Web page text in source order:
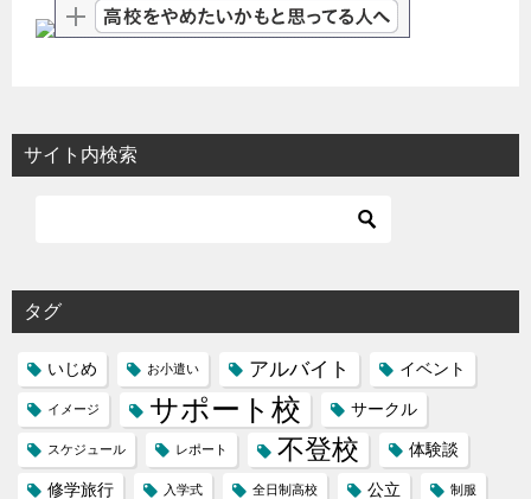
サイト内検索
タグ
いじめ お小遣い アルバイト イベント
イメージ サポート校 サークル
スケジュール レポート 不登校 体験談
修学旅行 入学式 全日制高校 公立 制服